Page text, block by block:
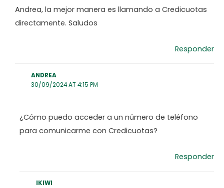
Andrea, la mejor manera es llamando a Credicuotas
directamente. Saludos
Responder
ANDREA
30/09/2024 AT 4:15 PM
¿Cómo puedo acceder a un número de teléfono
para comunicarme con Credicuotas?
Responder
IKIWI